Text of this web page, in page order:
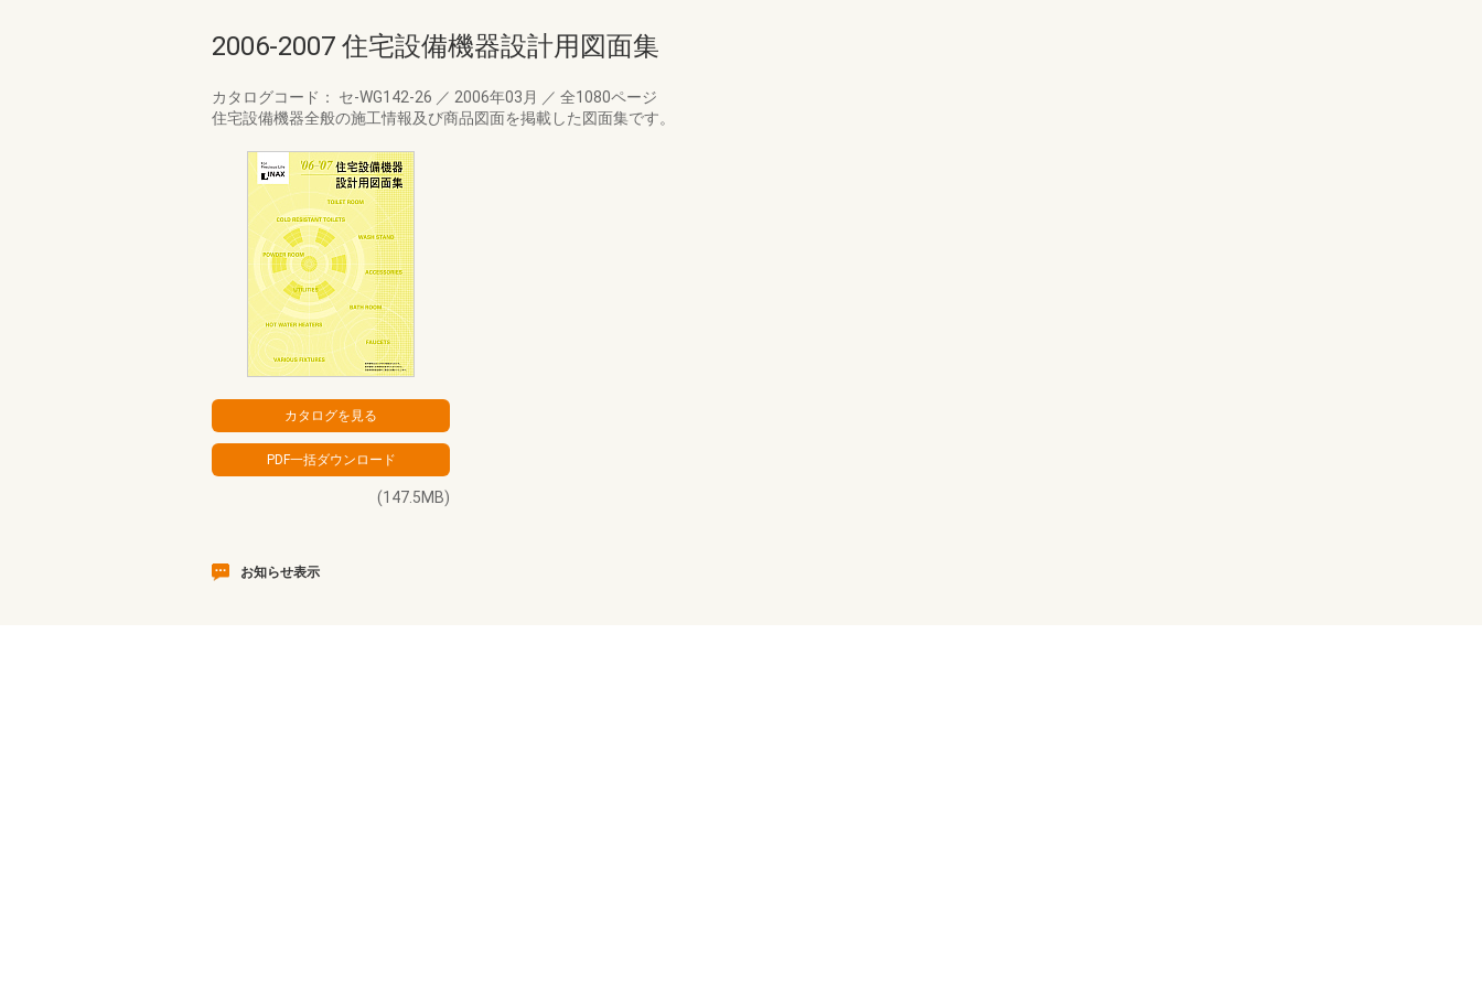
2006-2007 住宅設備機器設計用図面集
カタログコード： セ-WG142-26 ／ 2006年03月 ／ 全1080ページ
住宅設備機器全般の施工情報及び商品図面を掲載した図面集です。
(147.5MB)
お知らせ表示